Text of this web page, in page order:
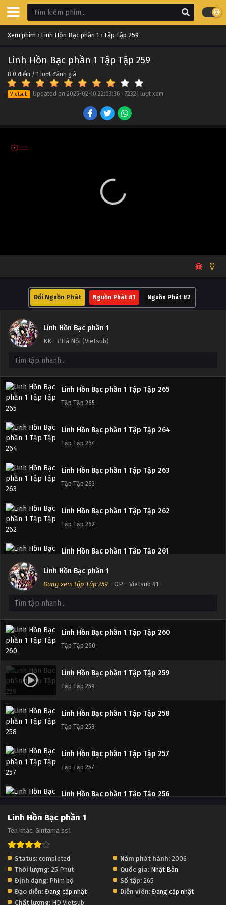
Xem phim › Linh Hồn Bạc phần 1 › Tập Tập 259
Linh Hồn Bạc phần 1 Tập Tập 259
8.0 điểm / 1 lượt đánh giá
Vietsub Updated on 2025-02-10 22:03:36 · 72321 lượt xem
Đổi Nguồn Phát Nguồn Phát #1 Nguồn Phát #2
Linh Hồn Bạc phần 1
KK - #Hà Nội (Vietsub)
Linh Hồn Bạc phần 1 Tập Tập 265
Tập Tập 265
Linh Hồn Bạc phần 1 Tập Tập 264
Tập Tập 264
Linh Hồn Bạc phần 1 Tập Tập 263
Tập Tập 263
Linh Hồn Bạc phần 1 Tập Tập 262
Tập Tập 262
Linh Hồn Bạc phần 1 Tập Tập 261
Tập Tập 260
Linh Hồn Bạc phần 1 Tập Tập 259
Tập Tập 259
Linh Hồn Bạc phần 1 Tập Tập 258
Tập Tập 258
Linh Hồn Bạc phần 1 Tập Tập 257
Tập Tập 257
Linh Hồn Bạc phần 1 Tập Tập 256
Tập Tập 256
Linh Hồn Bạc phần 1 Tập Tập 255
Linh Hồn Bạc phần 1 Tập Tập 254
Linh Hồn Bạc phần 1 Tập Tập 253
Tập Tập 253
Linh Hồn Bạc phần 1
Đang xem tập Tập 259 - OP - Vietsub #1
Linh Hồn Bạc phần 1 Tập Tập 265
Tập Tập 265
Linh Hồn Bạc phần 1 Tập Tập 264
Tập Tập 264
Linh Hồn Bạc phần 1 Tập Tập 263
Tập Tập 263
Linh Hồn Bạc phần 1 Tập Tập 262
Tập Tập 262
Tập Tập 261
Linh Hồn Bạc phần 1 Tập Tập 260
Tập Tập 260
Linh Hồn Bạc phần 1 Tập Tập 259
Tập Tập 259
Linh Hồn Bạc phần 1 Tập Tập 258
Tập Tập 258
Linh Hồn Bạc phần 1 Tập Tập 257
Tập Tập 257
Linh Hồn Bạc phần 1 Tập Tập 256
Linh Hồn Bạc phần 1 Tập Tập 255
Linh Hồn Bạc phần 1 Tập Tập 254
Tập Tập 254
Linh Hồn Bạc phần 1
Tên khác: Gintama ss1
Status: completed Năm phát hành: 2006
Thời lượng: 25 Phút Quốc gia: Nhật Bản
Định dạng: Phim bộ Số tập: 265
Đạo diễn: Đang cập nhật Diễn viên: Đang cập nhật
Chất lượng: HD Vietsub